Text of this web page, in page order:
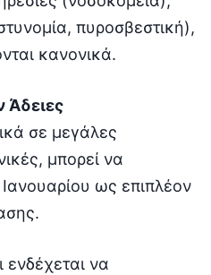
πυροσβεστική),
κανονικά.
Άδειες
σε μεγάλες
μπορεί να
ως επιπλέον
ενδέχεται να